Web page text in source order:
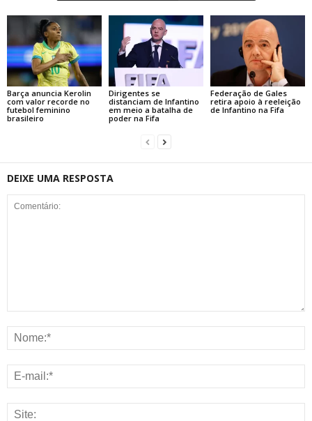
Barça anuncia Kerolin
com valor recorde no
futebol feminino
brasileiro
Dirigentes se
distanciam de Infantino
em meio a batalha de
poder na Fifa
Federação de Gales
retira apoio à reeleição
de Infantino na Fifa
DEIXE UMA RESPOSTA